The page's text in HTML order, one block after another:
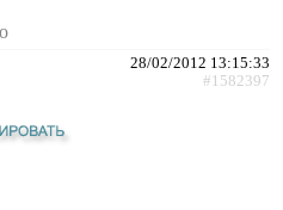
28/02/2012 13:15:33
#1582397